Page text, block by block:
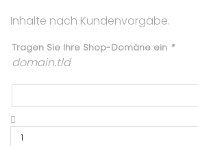
Inhalte nach Kundenvorgabe.
Tragen Sie Ihre Shop-Domäne ein *
domain.tld